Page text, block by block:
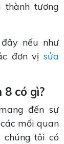
thành tương
nếu như
đơn vị sửa
có gì?
đến sự
mối quan
chúng tôi có